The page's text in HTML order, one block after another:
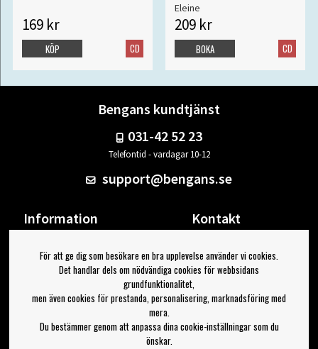
169 kr
CD
KÖP
Eleine
209 kr
CD
BOKA
Bengans kundtjänst
031-42 52 23
Telefontid - vardagar 10-12
support@bengans.se
Information
Om Bengans
FAQ / Köp- & Leveransvillkor
Kontakt
Din sida
Logga ut
Jag vill ha tips från Bengans
För att ge dig som besökare en bra upplevelse använder vi cookies.
Det handlar dels om nödvändiga cookies för webbsidans
grundfunktionalitet,
men även cookies för prestanda, personalisering, marknadsföring med
mera.
Du bestämmer genom att anpassa dina cookie-inställningar som du
önskar.